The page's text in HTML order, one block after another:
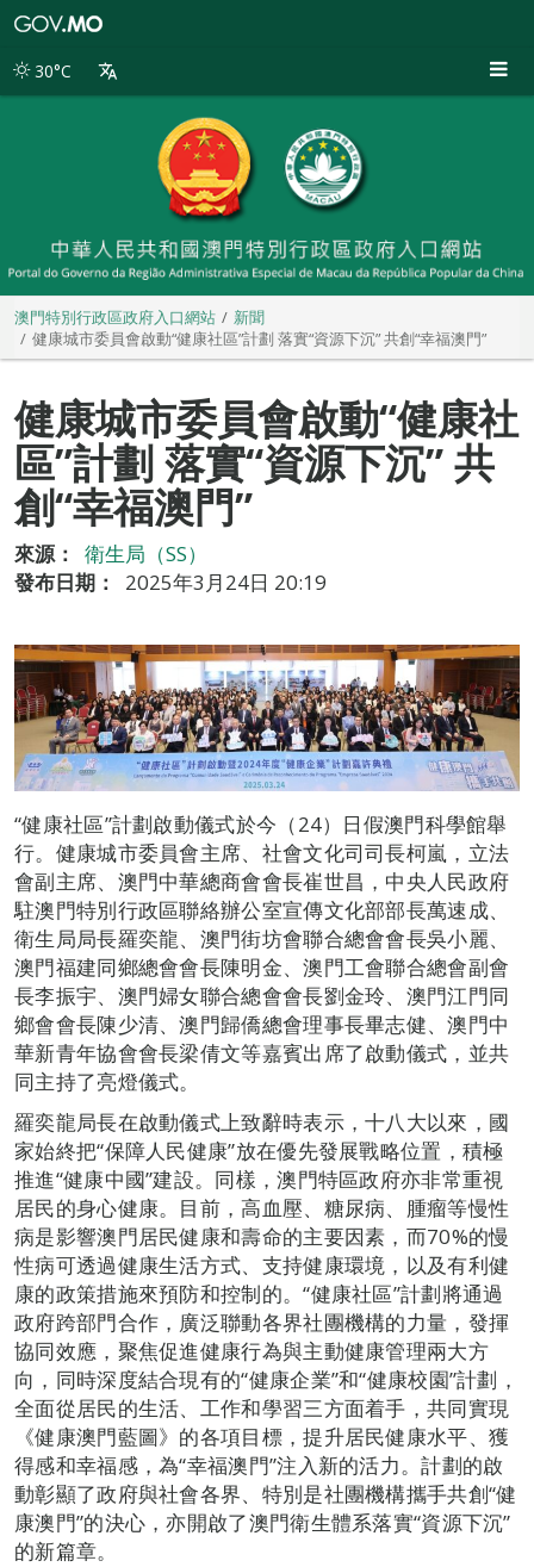
別
30°C
澳門特別行政區政府入口網站
新聞
健康城市委員會啟動“健康社區”計劃 落實“資源下沉” 共創“幸福澳門”
健康城市委員會啟動“健康社
區”計劃 落實“資源下沉” 共
創“幸福澳門”
來源：
衛生局（SS）
發布日期：
2025年3月24日 20:19
“健康社區”計劃啟動儀式於今（24）日假澳門科學館舉
行。健康城市委員會主席、社會文化司司長柯嵐，立法
會副主席、澳門中華總商會會長崔世昌，中央人民政府
駐澳門特別行政區聯絡辦公室宣傳文化部部長萬速成、
衛生局局長羅奕龍、澳門街坊會聯合總會會長吳小麗、
澳門福建同鄉總會會長陳明金、澳門工會聯合總會副會
長李振宇、澳門婦女聯合總會會長劉金玲、澳門江門同
鄉會會長陳少清、澳門歸僑總會理事長畢志健、澳門中
華新青年協會會長梁倩文等嘉賓出席了啟動儀式，並共
同主持了亮燈儀式。
羅奕龍局長在啟動儀式上致辭時表示，十八大以來，國
家始終把“保障人民健康”放在優先發展戰略位置，積極
推進“健康中國”建設。同樣，澳門特區政府亦非常重視
居民的身心健康。目前，高血壓、糖尿病、腫瘤等慢性
病是影響澳門居民健康和壽命的主要因素，而70%的慢
性病可透過健康生活方式、支持健康環境，以及有利健
康的政策措施來預防和控制的。“健康社區”計劃將通過
政府跨部門合作，廣泛聯動各界社團機構的力量，發揮
協同效應，聚焦促進健康行為與主動健康管理兩大方
向，同時深度結合現有的“健康企業”和“健康校園”計劃，
全面從居民的生活、工作和學習三方面着手，共同實現
《健康澳門藍圖》的各項目標，提升居民健康水平、獲
得感和幸福感，為“幸福澳門”注入新的活力。計劃的啟
動彰顯了政府與社會各界、特別是社團機構攜手共創“健
康澳門”的決心，亦開啟了澳門衛生體系落實“資源下沉”
的新篇章。